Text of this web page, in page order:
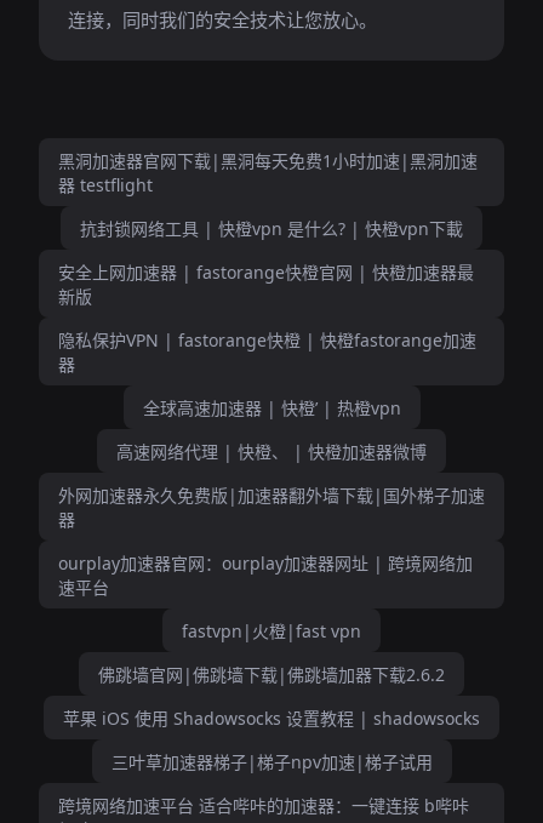
连接，同时我们的安全技术让您放心。
黑洞加速器官网下载|黑洞每天免费1小时加速|黑洞加速
器 testflight
抗封锁网络工具 | 快橙vpn 是什么? | 快橙vpn下載
安全上网加速器 | fastorange快橙官网 | 快橙加速器最
新版
隐私保护VPN | fastorange快橙 | 快橙fastorange加速
器
全球高速加速器 | 快橙’ | 热橙vpn
高速网络代理 | 快橙、 | 快橙加速器微博
外网加速器永久免费版|加速器翻外墙下载|国外梯子加速
器
ourplay加速器官网：ourplay加速器网址 | 跨境网络加
速平台
fastvpn|火橙|fast vpn
佛跳墙官网|佛跳墙下载|佛跳墙加器下载2.6.2
苹果 iOS 使用 Shadowsocks 设置教程 | shadowsocks
三叶草加速器梯子|梯子npv加速|梯子试用
跨境网络加速平台 适合哔咔的加速器：一键连接 b哔咔